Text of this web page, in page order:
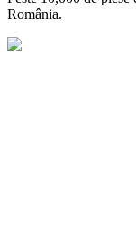
România.